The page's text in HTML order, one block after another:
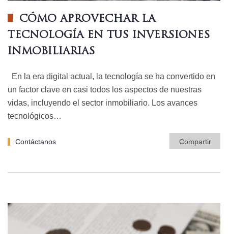
CÓMO APROVECHAR LA
TECNOLOGÍA EN TUS INVERSIONES
INMOBILIARIAS
En la era digital actual, la tecnología se ha convertido en
un factor clave en casi todos los aspectos de nuestras
vidas, incluyendo el sector inmobiliario. Los avances
tecnológicos…
Contáctanos Compartir